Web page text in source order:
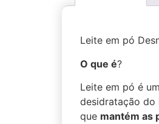
Leite em pó
O que é?
Leite em pó é
desidratação do
que mantém as